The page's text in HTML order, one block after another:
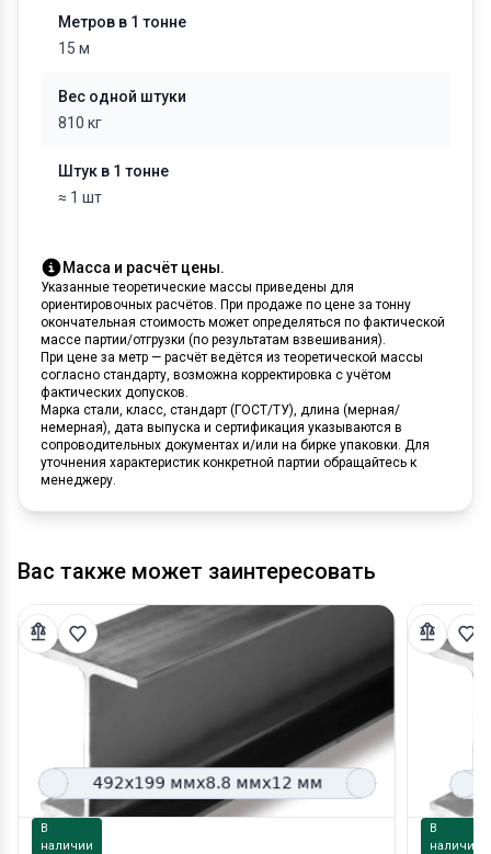
Метров в 1 тонне
15 м
Вес одной штуки
810 кг
Штук в 1 тонне
≈ 1 шт
Масса и расчёт цены.
Указанные теоретические массы приведены для
ориентировочных расчётов. При продаже по цене за тонну
окончательная стоимость может определяться по фактической
массе партии/отгрузки (по результатам взвешивания).
При цене за метр — расчёт ведётся из теоретической массы
согласно стандарту, возможна корректировка с учётом
фактических допусков.
Марка стали, класс, стандарт (ГОСТ/ТУ), длина (мерная/
немерная), дата выпуска и сертификация указываются в
сопроводительных документах и/или на бирке упаковки. Для
уточнения характеристик конкретной партии обращайтесь к
менеджеру.
Вас также может заинтересовать
В
наличии
В
наличии